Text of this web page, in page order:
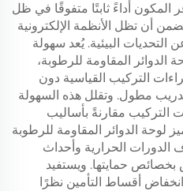
المكون أداءً ثابتًا متفوقًا في ظل
أن تظل الأنظمة الإلكترونية
البيئية. يُعد سهولة
الدوائر المقاومة للرطوبة،
التركيب القياسية دون
مطول. وتقلل هذه السهولة
التركيب مقارنةً بأساليب
لوحة الدوائر المقاومة للرطوبة
الدورات الحرارية وأحداث
بخصائص حمايتها. ويستفيد
أقساط التأمين نظرًا